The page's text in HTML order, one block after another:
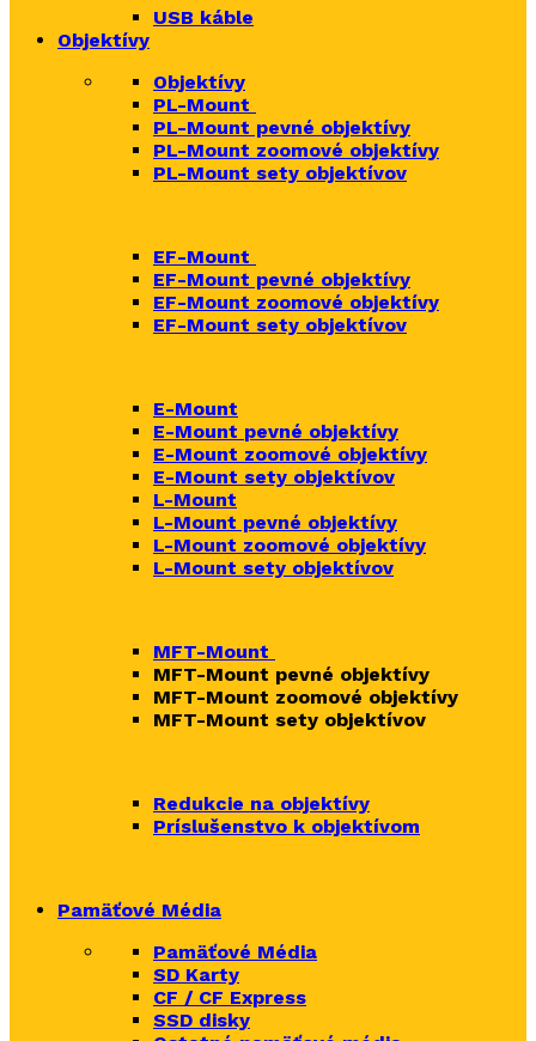
USB káble
Objektívy
Objektívy
PL-Mount
PL-Mount pevné objektívy
PL-Mount zoomové objektívy
PL-Mount sety objektívov
EF-Mount
EF-Mount pevné objektívy
EF-Mount zoomové objektívy
EF-Mount sety objektívov
E-Mount
E-Mount pevné objektívy
E-Mount zoomové objektívy
E-Mount sety objektívov
L-Mount
L-Mount pevné objektívy
L-Mount zoomové objektívy
L-Mount sety objektívov
MFT-Mount
MFT-Mount pevné objektívy
MFT-Mount zoomové objektívy
MFT-Mount sety objektívov
Redukcie na objektívy
Príslušenstvo k objektívom
Pamäťové Média
Pamäťové Média
SD Karty
CF / CF Express
SSD disky